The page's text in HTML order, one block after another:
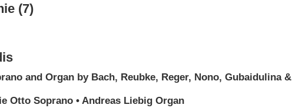
(7)
and Organ by Bach, Reubke, Reger, Nono, Gubaidulina &
Otto Soprano • Andreas Liebig Organ